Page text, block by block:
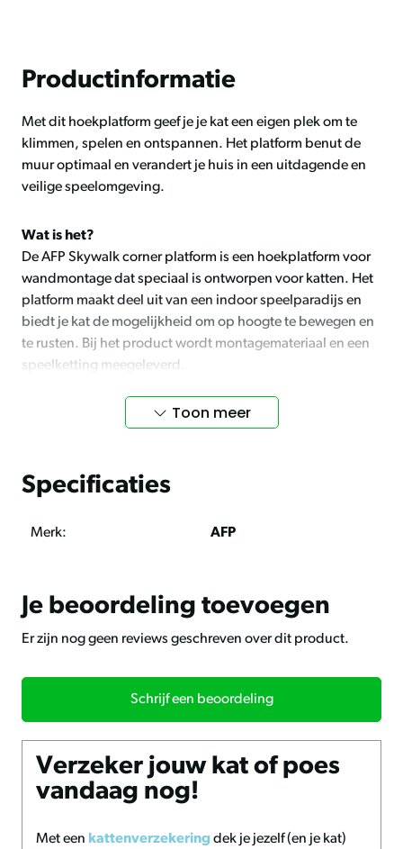
Productinformatie
Met dit hoekplatform geef je je kat een eigen plek om te
klimmen, spelen en ontspannen. Het platform benut de
muur optimaal en verandert je huis in een uitdagende en
veilige speelomgeving.
Wat is het?
De AFP Skywalk corner platform is een hoekplatform voor
wandmontage dat speciaal is ontworpen voor katten. Het
platform maakt deel uit van een indoor speelparadijs en
biedt je kat de mogelijkheid om op hoogte te bewegen en
te rusten. Bij het product wordt montagemateriaal en een
speelketting meegeleverd.
Een veilige plek om te klimmen, rusten en spelen
actief en mentaal uitgedaagd. Tegelijk biedt het platform
een fijne rustplek en helpt het verveling binnenshuis te
• stimuleert actief en gezond gedrag bij katten;
• biedt een veilige plek om te klimmen, spelen en rusten;
• ruimtebesparend en ideaal voor gebruik binnenshuis;
• eenvoudige muurmontage met inbegrepen
montagemateriaal;
• inclusief speelketting voor extra speelplezier;
Handig om te weten
• maximale belasting van 23 kg is minder geschikt voor
• stabiliteit is afhankelijk van correcte montage en
Toon meer
Specificaties
Merk: AFP
Je beoordeling toevoegen
Er zijn nog geen reviews geschreven over dit product.
Schrijf een beoordeling
Verzeker jouw kat of poes
vandaag nog!
Met een kattenverzekering dek je jezelf (en je kat)